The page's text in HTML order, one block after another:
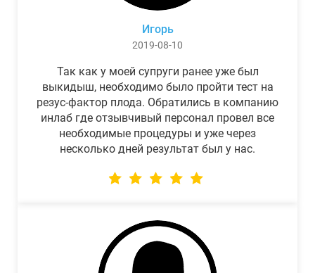
Игорь
2019-08-10
Так как у моей супруги ранее уже был
выкидыш, необходимо было пройти тест на
резус-фактор плода. Обратились в компанию
инлаб где отзывчивый персонал провел все
необходимые процедуры и уже через
несколько дней результат был у нас.